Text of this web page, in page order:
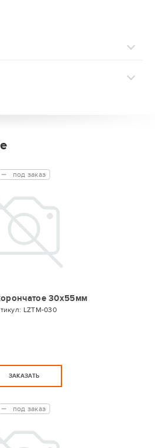
30х55мм
LZTM-030
под заказ
ЗАКАЗАТЬ
под заказ